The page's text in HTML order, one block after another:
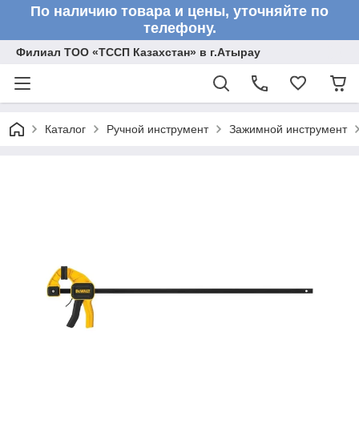
По наличию товара и цены, уточняйте по
телефону.
Филиал ТОО «ТССП Казахстан» в г.Атырау
Каталог Ручной инструмент Зажимной инструмент